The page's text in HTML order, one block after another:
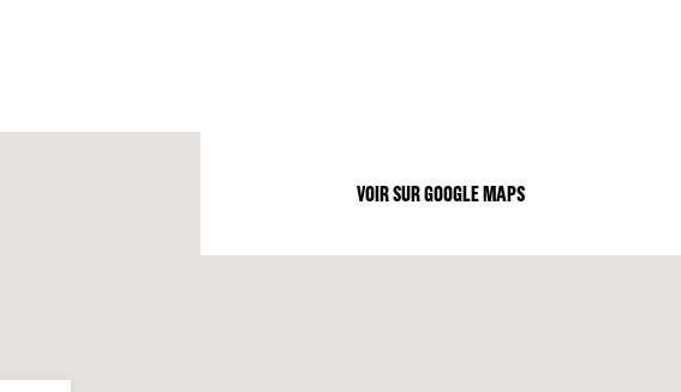
VOIR SUR GOOGLE MAPS